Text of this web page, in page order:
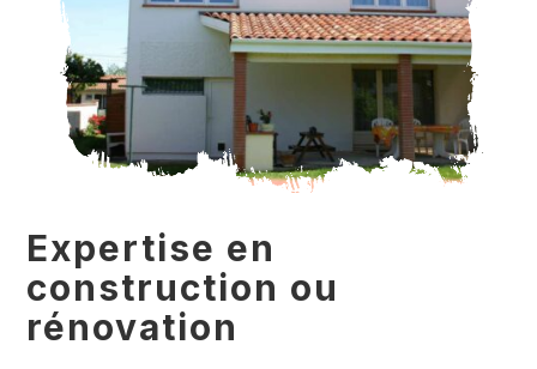
Expertise en
construction ou
rénovation